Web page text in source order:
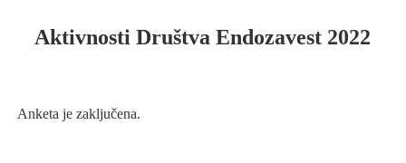
Aktivnosti Društva Endozavest 2022
Anketa je zaključena.